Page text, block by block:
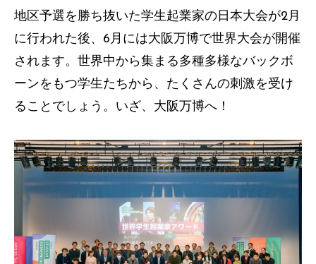
地区予選を勝ち抜いた学生起業家の日本大会が2月
に行われた後、6月には大阪万博で世界大会が開催
されます。世界中から集まる多種多様なバックボ
ーンをもつ学生たちから、たくさんの刺激を受け
ることでしょう。いざ、大阪万博へ！